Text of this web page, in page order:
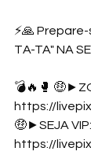
⚡🙏
TA-TA" NA
💣🔥🥊
https://
🤑►SEJA VIP:
https://